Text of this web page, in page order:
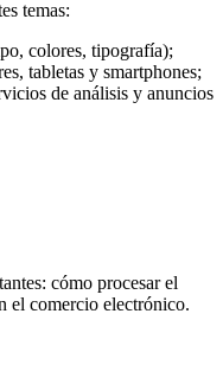
temas:
colores, tipografía);
tabletas y smartphones;
de análisis y anuncios
cómo procesar el
el comercio electrónico.